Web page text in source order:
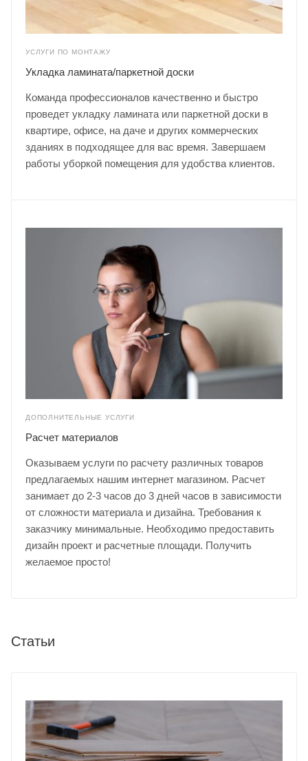
УСЛУГИ ПО МОНТАЖУ
Укладка ламината/паркетной доски
Команда профессионалов качественно и быстро
проведет укладку ламината или паркетной доски в
квартире, офисе, на даче и других коммерческих
зданиях в подходящее для вас время. Завершаем
работы уборкой помещения для удобства клиентов.
ДОПОЛНИТЕЛЬНЫЕ УСЛУГИ
Расчет материалов
Оказываем услуги по расчету различных товаров
предлагаемых нашим интернет магазином. Расчет
занимает до 2-3 часов до 3 дней часов в зависимости
от сложности материала и дизайна. Требования к
заказчику минимальные. Необходимо предоставить
дизайн проект и расчетные площади. Получить
желаемое просто!
Статьи